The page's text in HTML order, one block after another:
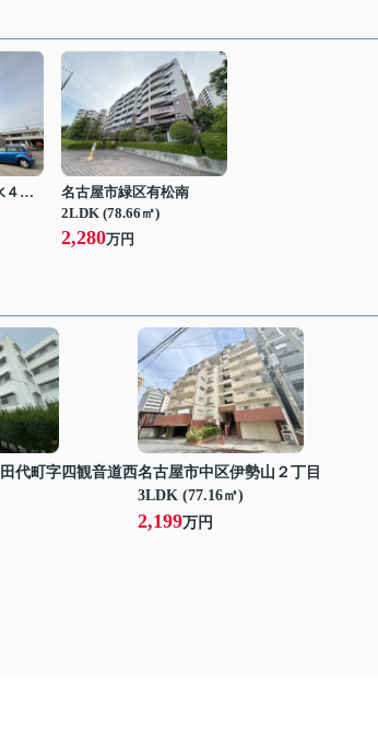
名古屋市緑区滝ノ水４丁目
名古屋市緑区有松南
2LDK (78.66㎡)
2,280万円
代町字四観音道西名古屋市中区伊勢山２丁目
3LDK (77.16㎡)
2,199万円